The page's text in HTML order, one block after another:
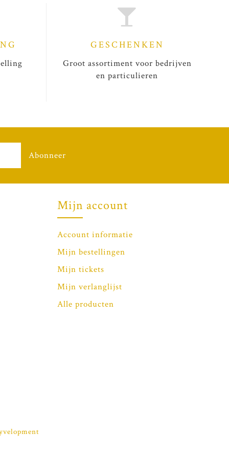
GESCHENKEN
Groot assortiment voor bedrijven
en particulieren
Abonneer
Mijn account
Account informatie
Mijn bestellingen
Mijn tickets
Mijn verlanglijst
Alle producten